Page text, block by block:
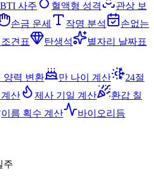
사주 혈액형 성격
관상 보
손금 운세 작명 분석
손없는
견표 탄생석
별자리 날짜표
양력 변환 만 나이 계산
24절
산 제사 기일 계산
환갑 칠
이름 획수 계산
바이오리듬
주